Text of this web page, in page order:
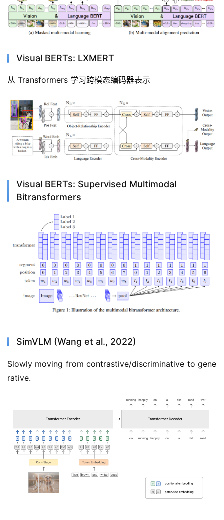
Visual BERTs: LXMERT
从 Transformers 学习跨模态编码器表示
Visual BERTs: Supervised Multimodal
Bitransformers
SimVLM (Wang et al., 2022)
Slowly moving from contrastive/discriminative to gene
rative.